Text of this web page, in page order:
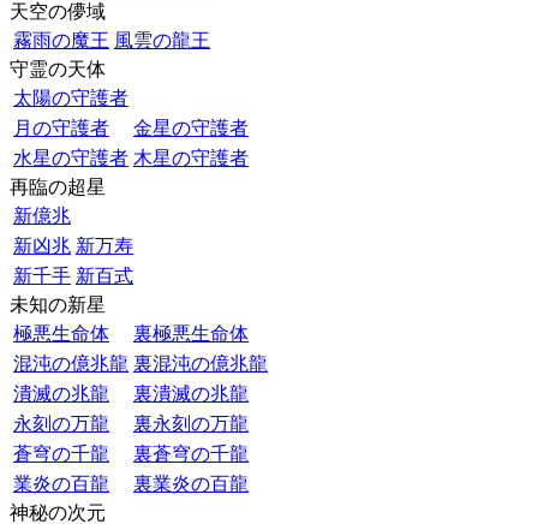
天空の儚域
霧雨の魔王 風雲の龍王
守霊の天体
太陽の守護者
月の守護者
金星の守護者
水星の守護者 木星の守護者
再臨の超星
新億兆
新凶兆 新万寿
新千手 新百式
未知の新星
極悪生命体
裏極悪生命体
混沌の億兆龍 裏混沌の億兆龍
潰滅の兆龍
裏潰滅の兆龍
永刻の万龍
裏永刻の万龍
蒼穹の千龍
裏蒼穹の千龍
業炎の百龍
裏業炎の百龍
神秘の次元